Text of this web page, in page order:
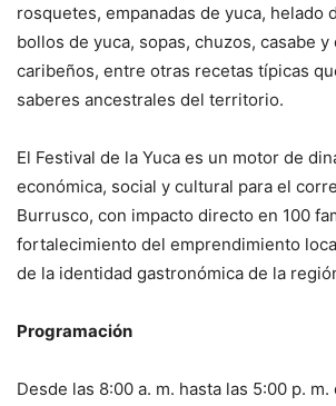
rosquetes, empanadas de yuca, helado
bollos de yuca, sopas, chuzos, casabe
caribeños, entre otras recetas típicas
saberes ancestrales del territorio.
El Festival de la Yuca es un motor de
económica, social y cultural para el
Burrusco, con impacto directo en 100
fortalecimiento del emprendimiento
de la identidad gastronómica de la
Programación
Desde las 8:00 a. m. hasta las 5:00 p. m.